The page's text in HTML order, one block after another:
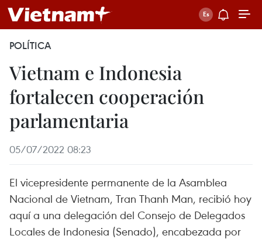
POLÍTICA
Vietnam e Indonesia
fortalecen cooperación
parlamentaria
05/07/2022 08:23
El vicepresidente permanente de la Asamblea
Nacional de Vietnam, Tran Thanh Man, recibió hoy
aquí a una delegación del Consejo de Delegados
Locales de Indonesia (Senado), encabezada por